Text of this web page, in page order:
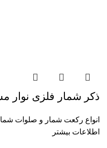
ذکر شمار فلزی نوار
انواع رکعت شمار و صلوات
اطلاعات بیشتر